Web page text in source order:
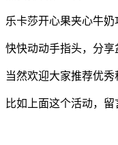
乐卡莎开心果夹心牛奶
快快动动手指头，分
当然欢迎大家推荐优秀
比如上面这个活动，